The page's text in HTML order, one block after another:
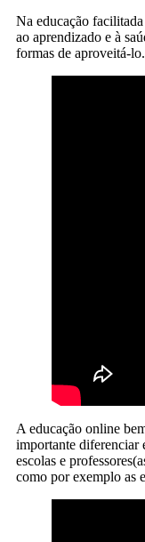
Na educação
ao aprendizado e à
formas de aproveitá-lo.
A educação online
importante diferenciar
escolas e
como por exemplo as